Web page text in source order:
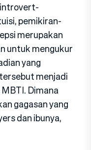
pemikiran-
merupakan
untuk mengukur
yang
menjadi
Dimana
gagasan yang
dan ibunya,